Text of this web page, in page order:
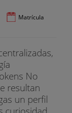
Matrícula
No
resultan
un perfil